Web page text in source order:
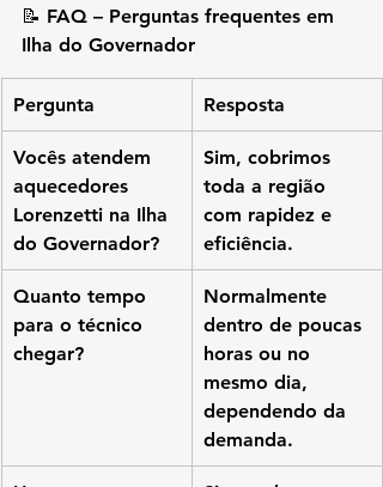
📝 FAQ – Perguntas frequentes em
Ilha do Governador
Pergunta Resposta
Vocês atendem
aquecedores
Lorenzetti na Ilha
do Governador?
Sim, cobrimos
toda a região
com rapidez e
eficiência.
Quanto tempo
para o técnico
chegar?
Normalmente
dentro de poucas
horas ou no
mesmo dia,
dependendo da
demanda.